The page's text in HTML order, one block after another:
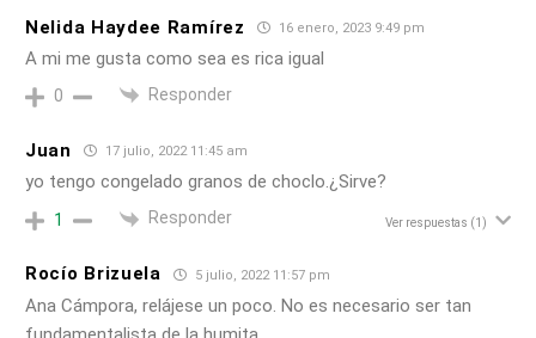
Nelida Haydee Ramírez 16 enero, 2023 9:49 pm
A mi me gusta como sea es rica igual
0 Responder
Juan 17 julio, 2022 11:45 am
yo tengo congelado granos de choclo.¿Sirve?
1 Responder Ver respuestas (1)
Rocío Brizuela 5 julio, 2022 11:57 pm
Ana Cámpora, relájese un poco. No es necesario ser tan